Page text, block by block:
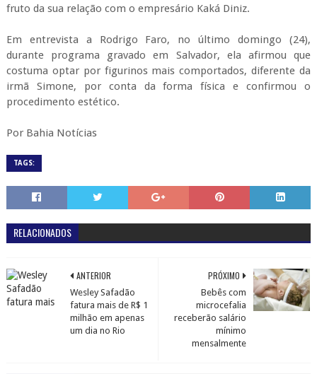
fruto da sua relação com o empresário Kaká Diniz.
Em entrevista a Rodrigo Faro, no último domingo (24),
durante programa gravado em Salvador, ela afirmou que
costuma optar por figurinos mais comportados, diferente da
irmã Simone, por conta da forma física e confirmou o
procedimento estético.
Por Bahia Notícias
TAGS:
RELACIONADOS
PRÓXIMO
Bebês com
microcefalia
receberão salário
mínimo
mensalmente
ANTERIOR
Wesley Safadão
fatura mais de R$ 1
milhão em apenas
um dia no Rio